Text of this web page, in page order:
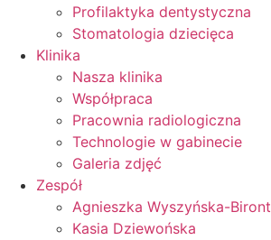
Profilaktyka dentystyczna
Stomatologia dziecięca
Klinika
Nasza klinika
Współpraca
Pracownia radiologiczna
Technologie w gabinecie
Galeria zdjęć
Zespół
Agnieszka Wyszyńska-Biront
Kasia Dziewońska